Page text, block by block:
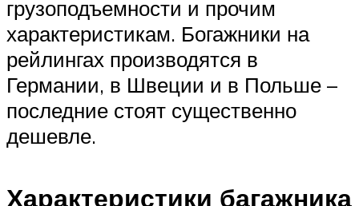
грузоподъемности и прочим
характеристикам. Богажники на
рейлингах производятся в
Германии, в Швеции и в Польше –
последние стоят существенно
дешевле.
Характеристики багажника